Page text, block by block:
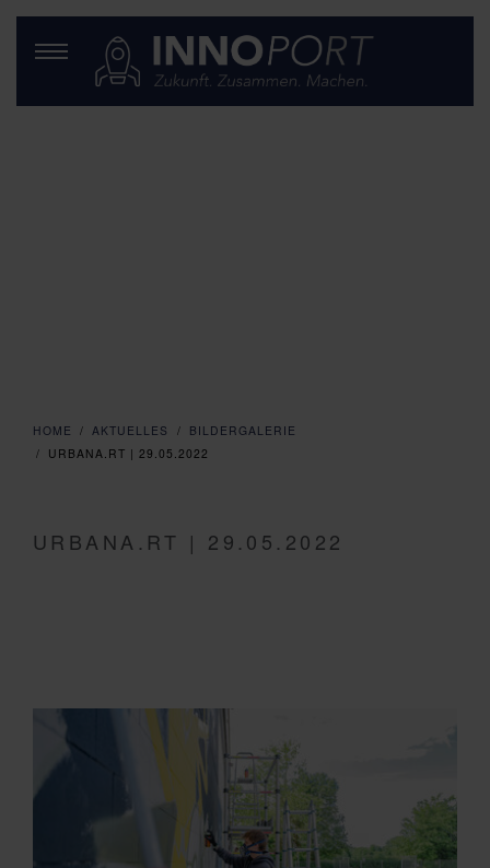
HOME AKTUELLES
BILDERGALERIE
URBANA.RT | 29.05.2022
URBANA.RT | 29.05.2022